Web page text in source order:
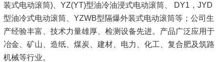
装式电动滚筒)、YZ(YT)型油冷油浸式电动滚筒、 DY1，JYD
型油冷式电动滚筒、YZWB型隔爆外装式电动滚筒等；公司生
产经验丰富、技术力量雄厚、检测设备先进。产品广泛应用于
冶金、矿山、造纸、煤炭、建材、电力、化工、复合肥及筑路
机械等行业。